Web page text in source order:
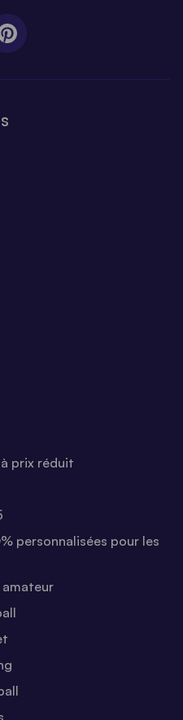
prix réduit
personnalisées pour les